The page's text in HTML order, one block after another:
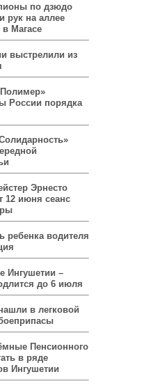
по дзюдо
рук на аллее
Магасе
выстрелили из
России порядка
Эрнесто
12 июня сеанс
ребенка водителя
Ингушетии –
до 6 июля
в легковой
Пенсионного
в ряде
Ингушетии